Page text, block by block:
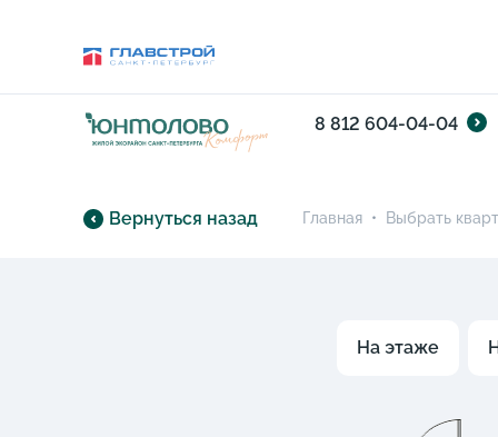
8 812 604-04-04
Вернуться назад Главная • Выбрать
На этаже